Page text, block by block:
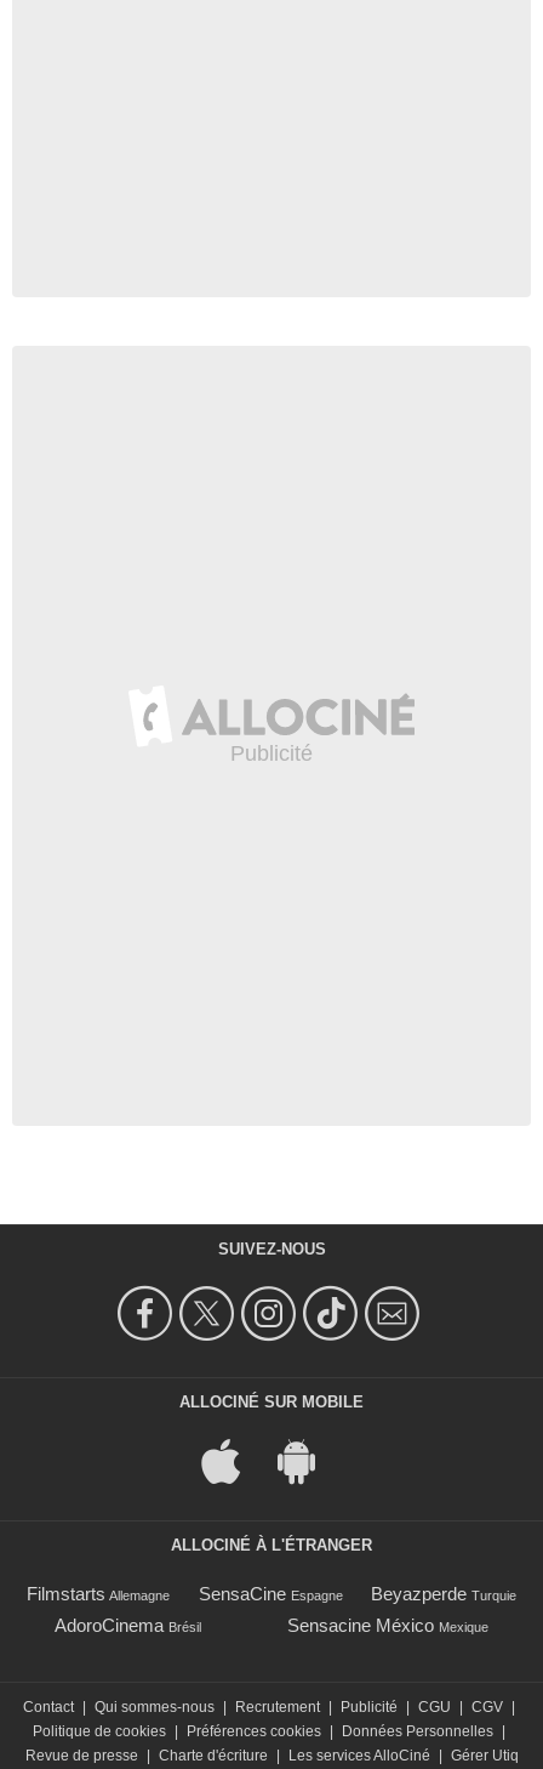
SUIVEZ-NOUS
ALLOCINÉ SUR MOBILE
ALLOCINÉ À L'ÉTRANGER
Filmstarts Allemagne SensaCine Espagne Beyazperde Turquie
AdoroCinema Brésil Sensacine México Mexique
Contact | Qui sommes-nous | Recrutement | Publicité | CGU | CGV |
Politique de cookies | Préférences cookies | Données Personnelles |
Revue de presse
| Charte d'écriture | Les services AlloCiné | Gérer Utiq